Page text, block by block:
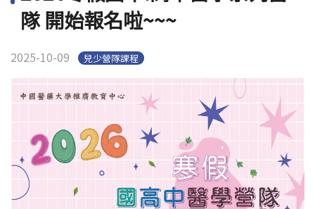
學校首頁(link is external)
English
隊 開始報名啦~~~
2025-10-09 兒少營隊課程